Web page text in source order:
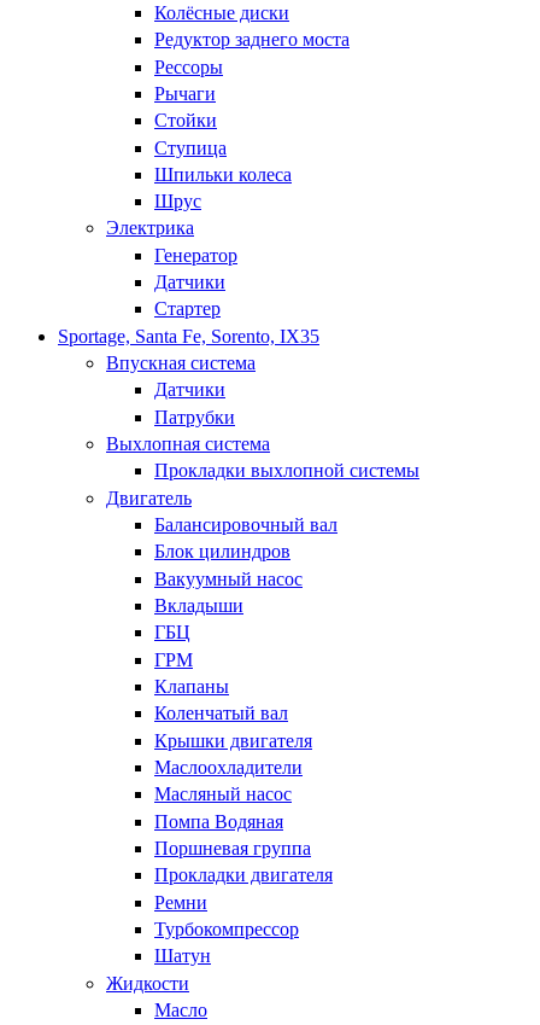
Колёсные диски
Редуктор заднего моста
Рессоры
Рычаги
Стойки
Ступица
Шпильки колеса
Шрус
Электрика
Генератор
Датчики
Стартер
Sportage, Santa Fe, Sorento, IX35
Впускная система
Датчики
Патрубки
Выхлопная система
Прокладки выхлопной системы
Двигатель
Балансировочный вал
Блок цилиндров
Вакуумный насос
Вкладыши
ГБЦ
ГРМ
Клапаны
Коленчатый вал
Крышки двигателя
Маслоохладители
Масляный насос
Помпа Водяная
Поршневая группа
Прокладки двигателя
Ремни
Турбокомпрессор
Шатун
Жидкости
Масло